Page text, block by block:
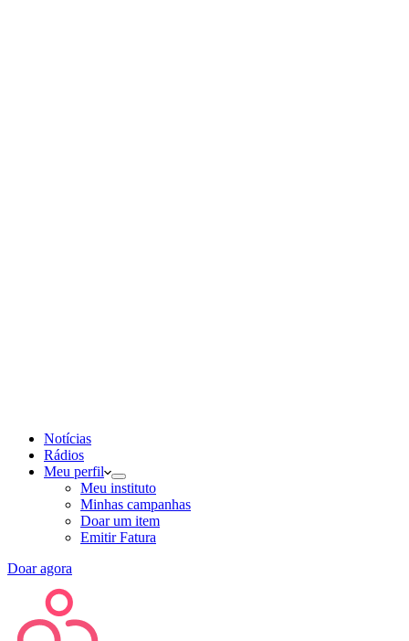
Notícias
Rádios
Meu perfil
Meu instituto
Minhas campanhas
Doar um item
Emitir Fatura
Doar agora